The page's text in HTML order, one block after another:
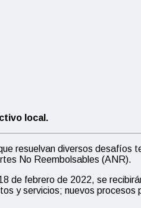
local.
resuelvan diversos desafíos
No Reembolsables (ANR).
de febrero de 2022, se
y servicios; nuevos procesos